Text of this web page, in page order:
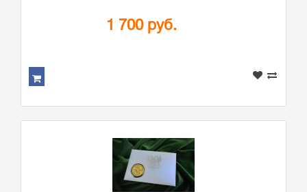
1 700 руб.